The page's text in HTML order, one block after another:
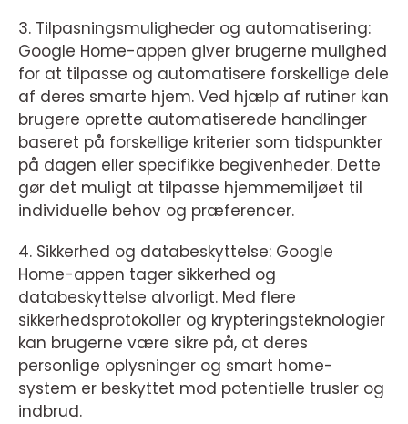
3. Tilpasningsmuligheder og automatisering:
Google Home-appen giver brugerne mulighed
for at tilpasse og automatisere forskellige dele
af deres smarte hjem. Ved hjælp af rutiner kan
brugere oprette automatiserede handlinger
baseret på forskellige kriterier som tidspunkter
på dagen eller specifikke begivenheder. Dette
gør det muligt at tilpasse hjemmemiljøet til
individuelle behov og præferencer.
4. Sikkerhed og databeskyttelse: Google
Home-appen tager sikkerhed og
databeskyttelse alvorligt. Med flere
sikkerhedsprotokoller og krypteringsteknologier
kan brugerne være sikre på, at deres
personlige oplysninger og smart home-
system er beskyttet mod potentielle trusler og
indbrud.